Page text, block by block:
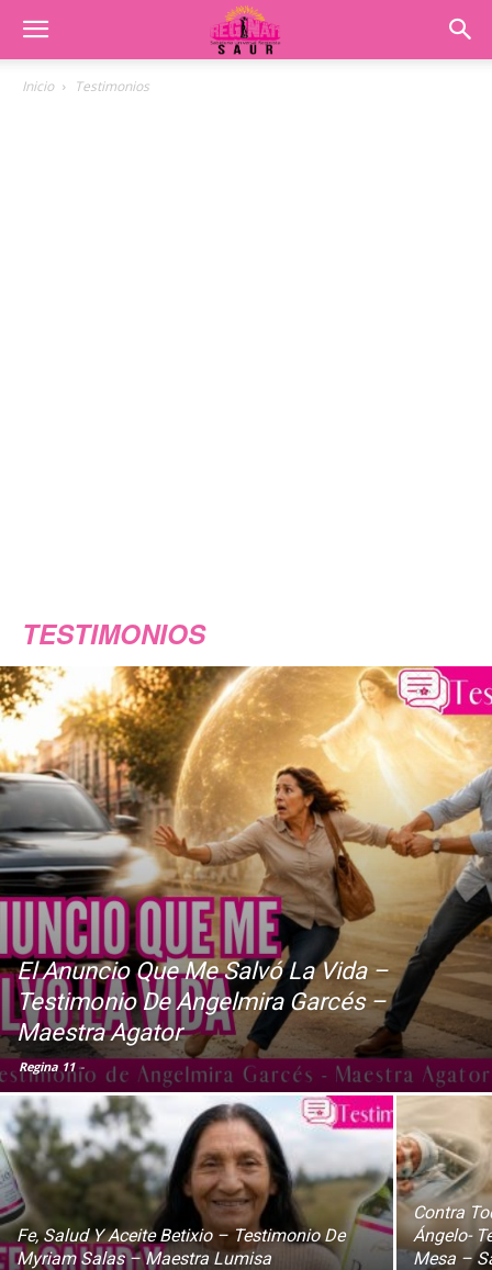
Inicio Testimonios
TESTIMONIOS
El Anuncio Que Me Salvó La Vida –
Testimonio De Angelmira Garcés –
Maestra Agator
Regina 11 -
Fe, Salud Y Aceite Betixio – Testimonio De
Myriam Salas – Maestra Lumisa
Contra
Ángelo-
Mesa –